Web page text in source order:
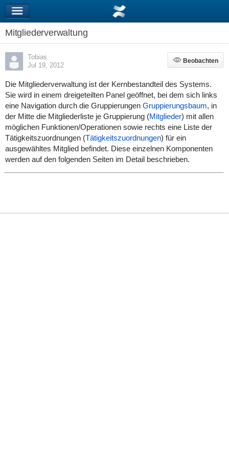
Mitgliederverwaltung
Tobias
Jul 19, 2012
Beobachten
Beobachten
Die Mitgliederverwaltung ist der Kernbestandteil des Systems.
Sie wird in einem dreigeteilten Panel geöffnet, bei dem sich links
eine Navigation durch die Gruppierungen Gruppierungsbaum, in
der Mitte die Mitgliederliste je Gruppierung (Mitglieder) mit allen
möglichen Funktionen/Operationen sowie rechts eine Liste der
Tätigkeitszuordnungen (Tätigkeitszuordnungen) für ein
ausgewähltes Mitglied befindet. Diese einzelnen Komponenten
werden auf den folgenden Seiten im Detail beschrieben.